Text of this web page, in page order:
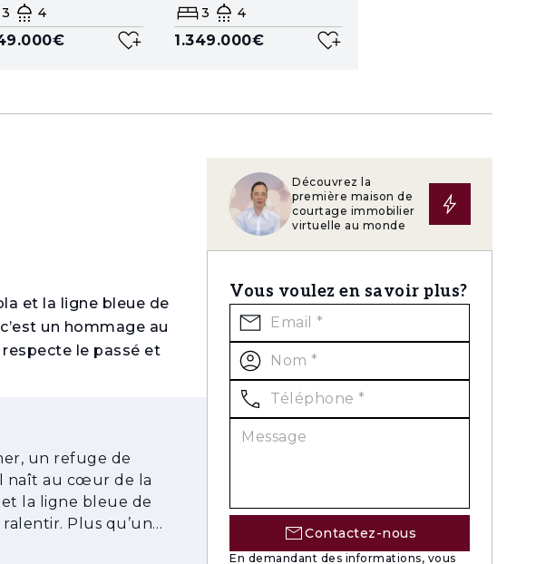
3
4
3
4
1.349.000€
et la ligne bleue de
un hommage au
le passé et
dans un équilibre
pierre et de la chaux au
être.
la ligne bleue de
Plus qu’un
Découvrez la
première maison de
courtage immobilier
virtuelle au monde
Vous voulez en savoir plus?
Contactez-nous
En demandant des informations, vous